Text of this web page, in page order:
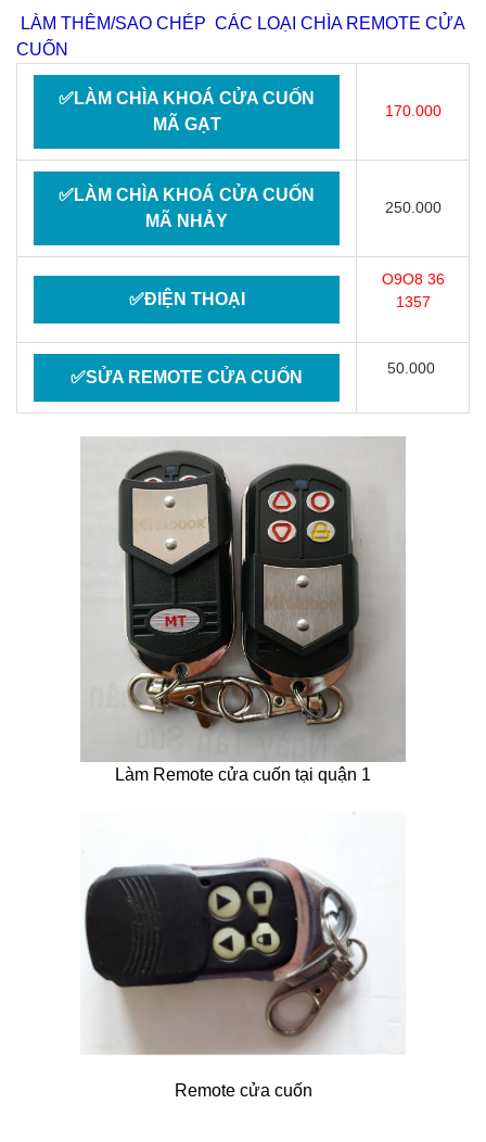
LÀM THÊM/SAO CHÉP CÁC LOẠI CHÌA REMOTE CỬA
CUỐN
✅LÀM CHÌA KHOÁ CỬA CUỐN
MÃ GẠT
170.000
✅LÀM CHÌA KHOÁ CỬA CUỐN
MÃ NHẢY
250.000
✅ĐIỆN THOẠI
O9O8 36
1357
✅SỬA REMOTE CỬA CUỐN 50.000
Làm Remote cửa cuốn tại quận 1
Remote cửa cuốn